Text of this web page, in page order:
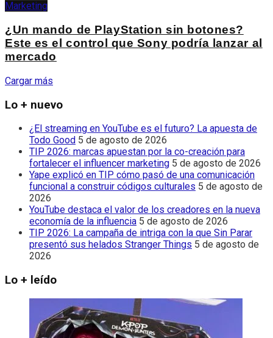
Marketing
¿Un mando de PlayStation sin botones?
Este es el control que Sony podría lanzar al
mercado
Cargar más
Lo + nuevo
¿El streaming en YouTube es el futuro? La apuesta de
Todo Good 5 de agosto de 2026
TIP 2026: marcas apuestan por la co-creación para
fortalecer el influencer marketing 5 de agosto de 2026
Yape explicó en TIP cómo pasó de una comunicación
funcional a construir códigos culturales 5 de agosto de
2026
YouTube destaca el valor de los creadores en la nueva
economía de la influencia 5 de agosto de 2026
TIP 2026: La campaña de intriga con la que Sin Parar
presentó sus helados Stranger Things 5 de agosto de
2026
Lo + leído